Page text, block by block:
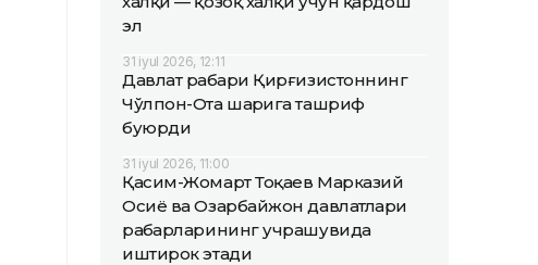
эл
31 iyul 2026, 12:11
Давлат раҳбари Қирғизистоннинг
Чўлпон-Ота шаҳрига ташриф
буюрди
31 iyul 2026, 11:00
Қасим-Жомарт Тоқаев Марказий
Осиё ва Озарбайжон давлатлари
раҳбарларининг учрашувида
иштирок этади